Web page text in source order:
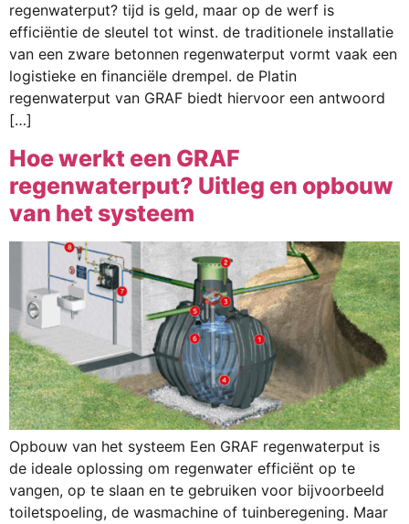
regenwaterput? tijd is geld, maar op de werf is
efficiëntie de sleutel tot winst. de traditionele installatie
van een zware betonnen regenwaterput vormt vaak een
logistieke en financiële drempel. de Platin
regenwaterput van GRAF biedt hiervoor een antwoord
[…]
Hoe werkt een GRAF
regenwaterput? Uitleg en opbouw
van het systeem
Opbouw van het systeem Een GRAF regenwaterput is
de ideale oplossing om regenwater efficiënt op te
vangen, op te slaan en te gebruiken voor bijvoorbeeld
toiletspoeling, de wasmachine of tuinberegening. Maar